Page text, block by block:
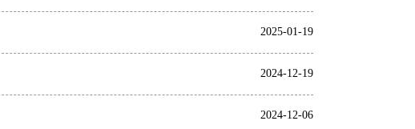
2025-01-19
2024-12-19
2024-12-06